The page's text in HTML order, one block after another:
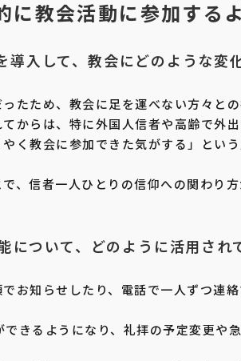
に教会活動に参加する
導入して、教会にどのような変
たため、教会に足を運べない方々との
からは、特に外国人信者や高齢で外
く教会に参加できた気がする」とい
、信者一人ひとりの信仰への関わり
について、どのように活用され
お知らせしたり、電話で一人ずつ連
きるようになり、礼拝の予定変更や